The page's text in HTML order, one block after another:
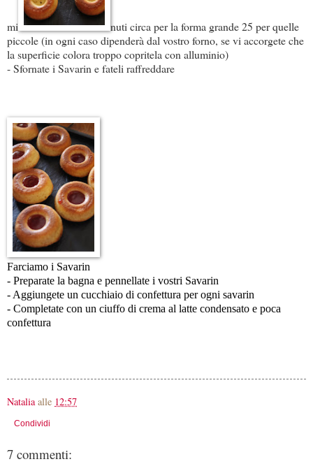
mi
nuti circa per la forma grande 25 per quelle
piccole (in ogni caso dipenderà dal vostro forno, se vi accorgete che
la superficie colora troppo copritela con alluminio)
- Sfornate i Savarin e fateli raffreddare
Farciamo i Savarin
- Preparate la bagna e pennellate i vostri Savarin
- Aggiungete un cucchiaio di confettura per ogni savarin
- Completate con un ciuffo di crema al latte condensato e poca
confettura
Natalia alle 12:57
Condividi
7 commenti: